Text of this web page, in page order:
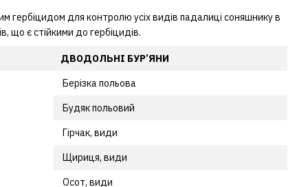
гербіцидом для контролю усіх видів падалиці соняшнику в
що є стійкими до гербіцидів.
ДВОДОЛЬНІ БУР’ЯНИ
Берізка польова
Будяк польовий
Гірчак, види
Щириця, види
Осот, види